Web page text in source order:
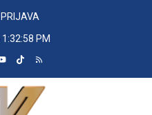
PRIJAVA
1:32:59 PM